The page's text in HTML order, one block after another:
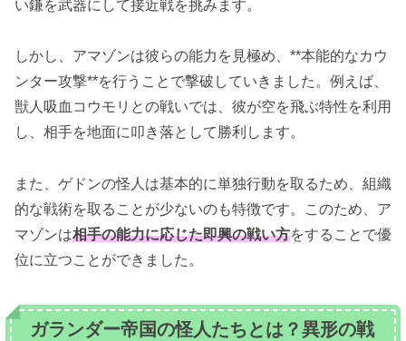
い鎌を武器にして接近戦を挑みます。
しかし、アマゾンは彼らの能力を見極め、**本能的なカウ
ンター攻撃**を行うことで撃破していきました。例えば、
獣人吸血コウモリとの戦いでは、彼が空を飛ぶ特性を利用
し、相手を地面に叩き落として勝利します。
また、ゲドンの怪人は基本的に単独行動を取るため、組織
的な戦術を取ることが少ないのも特徴です。このため、ア
マゾンは相手の能力に応じた即興の戦い方をすることで優
位に立つことができました。
ガランダー帝国の怪人たちとは？異形の戦